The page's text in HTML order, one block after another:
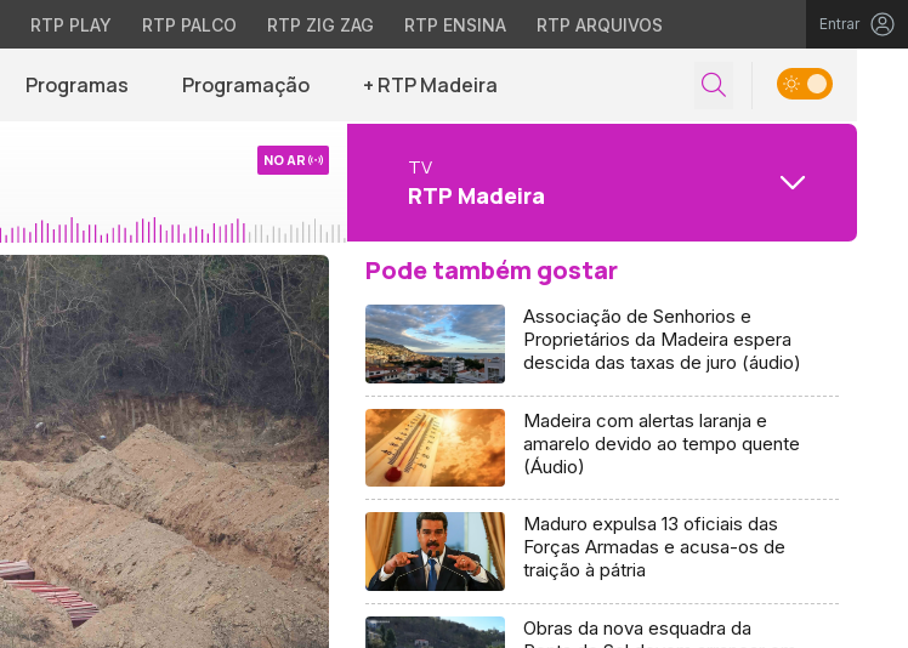
RTP PLAY RTP PALCO RTP ZIG ZAG RTP ENSINA RTP ARQUIVOS Entrar
Programas Programação + RTP Madeira
NO AR TV
RTP Madeira
Pode também gostar
Associação de Senhorios e
Proprietários da Madeira espera
descida das taxas de juro (áudio)
Madeira com alertas laranja e
amarelo devido ao tempo quente
(Áudio)
Maduro expulsa 13 oficiais das
Forças Armadas e acusa-os de
traição à pátria
Obras da nova esquadra da